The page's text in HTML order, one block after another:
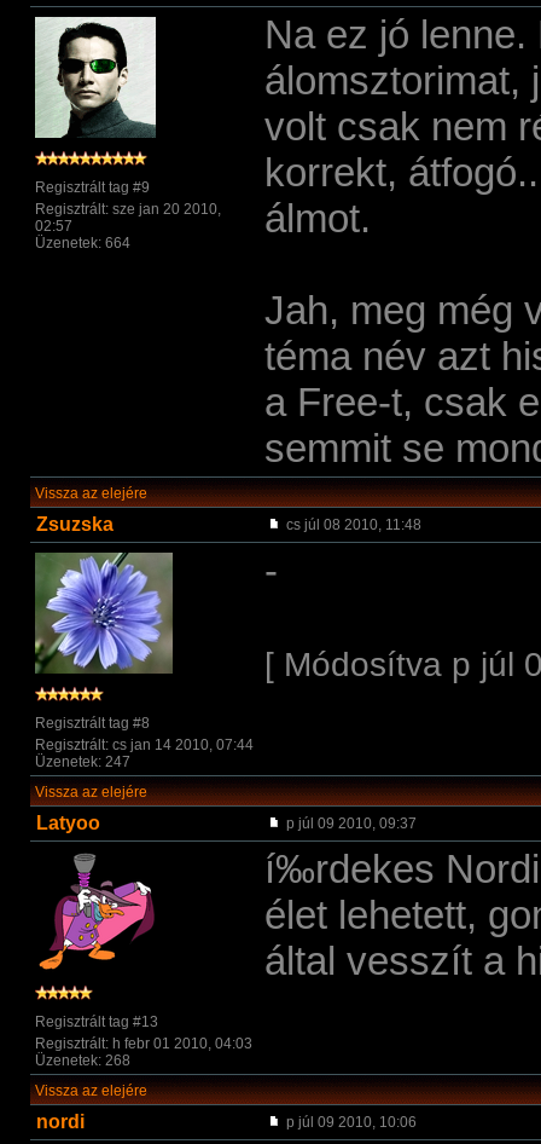
Regisztrált tag #9
Regisztrált: sze jan 20 2010,
02:57
Üzenetek: 664
Na ez jó
álomsztorimat,
volt csak nem
korrekt,
álmot.
Jah, meg még
téma név azt
a Free-t, csak
semmit se
Vissza az elejére
Zsuzska cs júl 08 2010, 11:48
Regisztrált tag #8
Regisztrált: cs jan 14 2010, 07:44
Üzenetek: 247
-
[ Módosítva p júl
Vissza az elejére
Latyoo p júl 09 2010, 09:37
Regisztrált tag #13
Regisztrált: h febr 01 2010, 04:03
Üzenetek: 268
í‰rdekes Nordi
élet lehetett,
által vesszí­t a
Vissza az elejére
nordi p júl 09 2010, 10:06